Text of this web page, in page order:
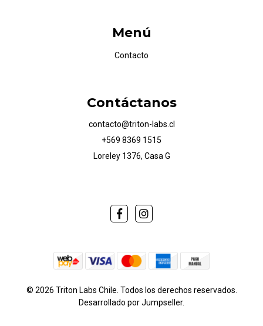
Menú
Contacto
Contáctanos
contacto@triton-labs.cl
+569 8369 1515
Loreley 1376, Casa G
© 2026 Triton Labs Chile. Todos los derechos reservados.
Desarrollado por Jumpseller.